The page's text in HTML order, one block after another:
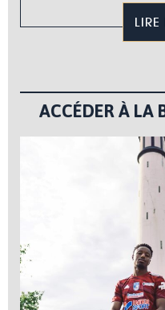
LIRE
ACCÉDER À LA